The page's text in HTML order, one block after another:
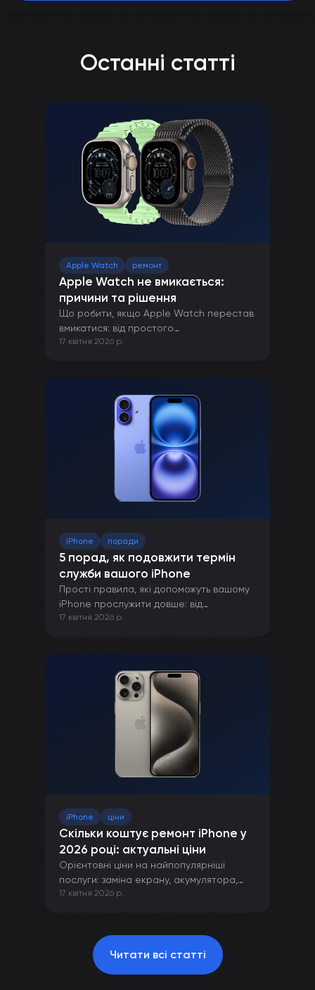
Останні статті
Apple Watch ремонт
Apple Watch не вмикається:
причини та рішення
Що робити, якщо Apple Watch перестав
вмикатися: від простого
перезавантаження до ремонту в сервісі.
17 квітня 2026 р.
iPhone поради
5 порад, як подовжити термін
служби вашого iPhone
Прості правила, які допоможуть вашому
iPhone прослужити довше: від
правильної зарядки до захисту від
17 квітня 2026 р.
iPhone ціни
Скільки коштує ремонт iPhone у
2026 році: актуальні ціни
Орієнтовні ціни на найпопулярніші
послуги: заміна екрану, акумулятора,
камери та інших компонентів iPhone.
17 квітня 2026 р.
Читати всі статті